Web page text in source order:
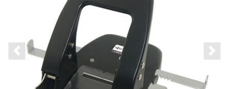
Previous slide